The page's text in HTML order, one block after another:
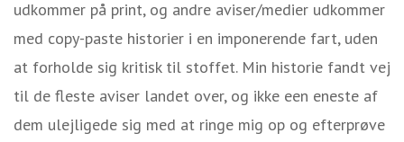
udkommer på print, og andre aviser/medier udkommer
med copy-paste historier i en imponerende fart, uden
at forholde sig kritisk til stoffet. Min historie fandt vej
til de fleste aviser landet over, og ikke een eneste af
dem ulejligede sig med at ringe mig op og efterprøve